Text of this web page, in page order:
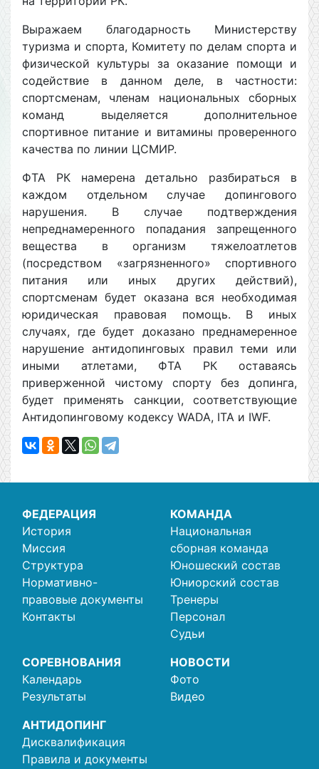
Выражаем благодарность Министерству
туризма и спорта, Комитету по делам спорта и
физической культуры за оказание помощи и
содействие в данном деле, в частности:
спортсменам, членам национальных сборных
команд выделяется дополнительное
спортивное питание и витамины проверенного
качества по линии ЦСМИР.
ФТА РК намерена детально разбираться в
каждом отдельном случае допингового
нарушения. В случае подтверждения
непреднамеренного попадания запрещенного
вещества в организм тяжелоатлетов
(посредством «загрязненного» спортивного
питания или иных других действий),
спортсменам будет оказана вся необходимая
юридическая правовая помощь. В иных
случаях, где будет доказано преднамеренное
нарушение антидопинговых правил теми или
иными атлетами, ФТА РК оставаясь
приверженной чистому спорту без допинга,
будет применять санкции, соответствующие
Антидопинговому кодексу WADA, ITA и IWF.
ФЕДЕРАЦИЯ
История
Миссия
Структура
Нормативно-
правовые документы
Контакты
КОМАНДА
Национальная
сборная команда
Юношеский состав
Юниорский состав
Тренеры
Персонал
Судьи
СОРЕВНОВАНИЯ
Календарь
Результаты
НОВОСТИ
Фото
Видео
АНТИДОПИНГ
Дисквалификация
Правила и документы